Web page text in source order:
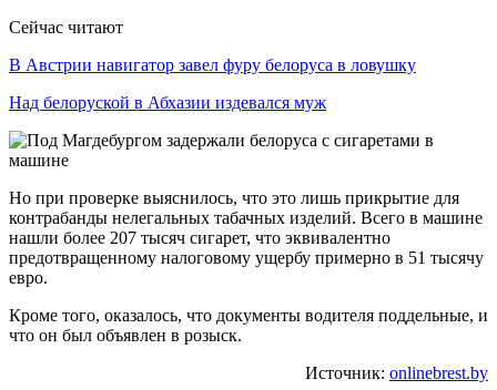
Сейчас читают
В Австрии навигатор завел фуру белоруса в ловушку
Над белоруской в Абхазии издевался муж
Но при проверке выяснилось, что это лишь прикрытие для
контрабанды нелегальных табачных изделий. Всего в машине
нашли более 207 тысяч сигарет, что эквивалентно
предотвращенному налоговому ущербу примерно в 51 тысячу
евро.
Кроме того, оказалось, что документы водителя поддельные, и
что он был объявлен в розыск.
Источник: onlinebrest.by